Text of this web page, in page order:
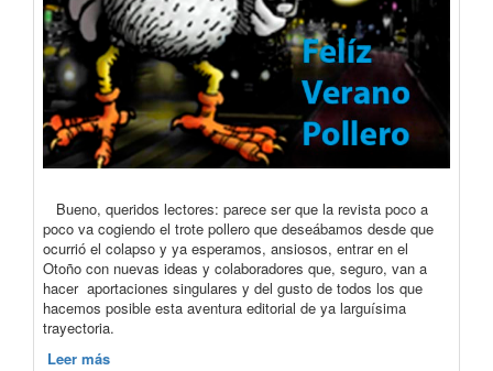
Bueno, queridos lectores: parece ser que la revista poco a
poco va cogiendo el trote pollero que deseábamos desde que
ocurrió el colapso y ya esperamos, ansiosos, entrar en el
Otoño con nuevas ideas y colaboradores que, seguro, van a
hacer aportaciones singulares y del gusto de todos los que
hacemos posible esta aventura editorial de ya larguísima
trayectoria.
Leer más